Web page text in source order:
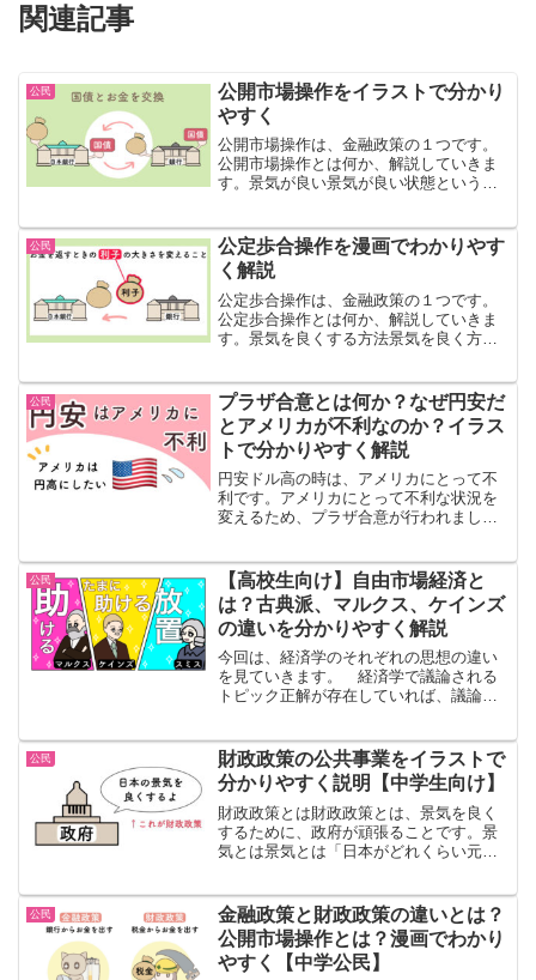
関連記事
公民
公開市場操作をイラストで分かり
やすく
公開市場操作は、金融政策の１つです。
公開市場操作とは何か、解説していきま
す。景気が良い景気が良い状態というの
態です。景気は、景気が過熱してもダメ
で、冷え込みすぎてもダメ...
公民
公定歩合操作を漫画でわかりやす
く解説
公定歩合操作は、金融政策の１つです。
公定歩合操作とは何か、解説していきま
す。景気を良くする方法景気を良く方法
ます。財政政策は、政府が行います。そ
して、金融政策には次の...
公民
プラザ合意とは何か？なぜ円安だ
とアメリカが不利なのか？イラス
トで分かりやすく解説
円安ドル高の時は、アメリカにとって不
利です。アメリカにとって不利な状況を
変えるため、プラザ合意が行われまし
た。一方で、日本は、どんどん成長して
いて、貿易で儲かっていまし...
公民
【高校生向け】自由市場経済と
は？古典派、マルクス、ケインズ
の違いを分かりやすく解説
今回は、経済学のそれぞれの思想の違い
を見ていきます。 経済学で議論される
トピック正解が存在していれば、議論は
は、自由市場経済というテーマについて
です。自由市場経済が大好...
公民
財政政策の公共事業をイラストで
分かりやすく説明【中学生向け】
財政政策とは財政政策とは、景気を良く
するために、政府が頑張ることです。景
気とは景気とは「日本がどれくらい元気
す。みんながたくさん買い物をする状態
を「景気が良い」と言います...
公民
金融政策と財政政策の違いとは？
公開市場操作とは？漫画でわかり
やすく【中学公民】